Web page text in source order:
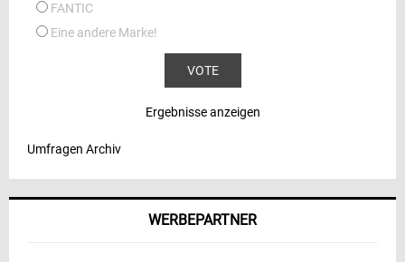
FANTIC
Eine andere Marke!
Ergebnisse anzeigen
Umfragen Archiv
WERBEPARTNER